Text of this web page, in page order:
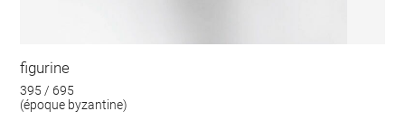
figurine
395 / 695
(époque byzantine)